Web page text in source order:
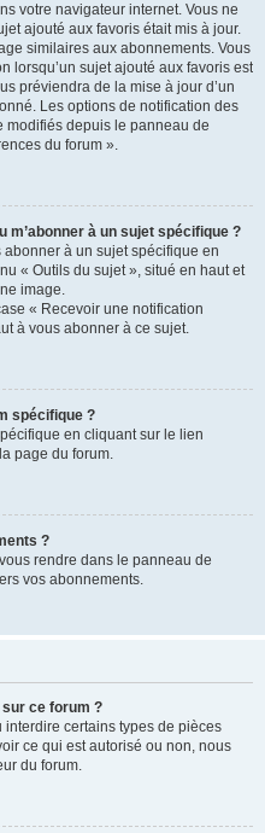
votre navigateur internet. Vous ne
ajouté aux favoris était mis à jour.
similaires aux abonnements. Vous
lorsqu’un sujet ajouté aux favoris est
préviendra de la mise à jour d’un
Les options de notification des
modifiés depuis le panneau de
du forum ».
à un sujet spécifique ?
à un sujet spécifique en
« Outils du sujet », situé en haut et
image.
« Recevoir une notification
à vous abonner à ce sujet.
spécifique ?
en cliquant sur le lien
page du forum.
?
rendre dans le panneau de
vos abonnements.
ce forum ?
certains types de pièces
ce qui est autorisé ou non, nous
du forum.